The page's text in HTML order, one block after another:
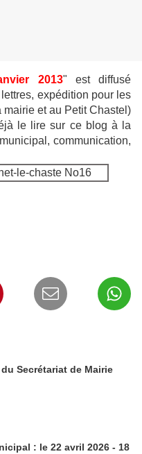
2013" est diffusé
expédition pour les
et au Petit Chastel)
le lire sur ce blog à la
communication,
Secrétariat de Mairie
: le 22 avril 2026 - 18